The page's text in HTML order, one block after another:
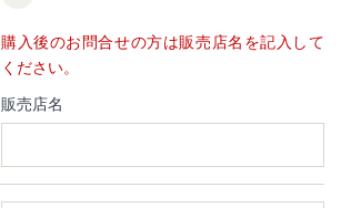
購入後のお問合せの方は販売店名を記入して
ください。
販売店名